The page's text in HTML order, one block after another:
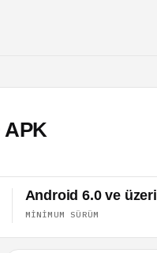
APK
Android 6.0 ve üzeri
MINIMUM SÜRÜM